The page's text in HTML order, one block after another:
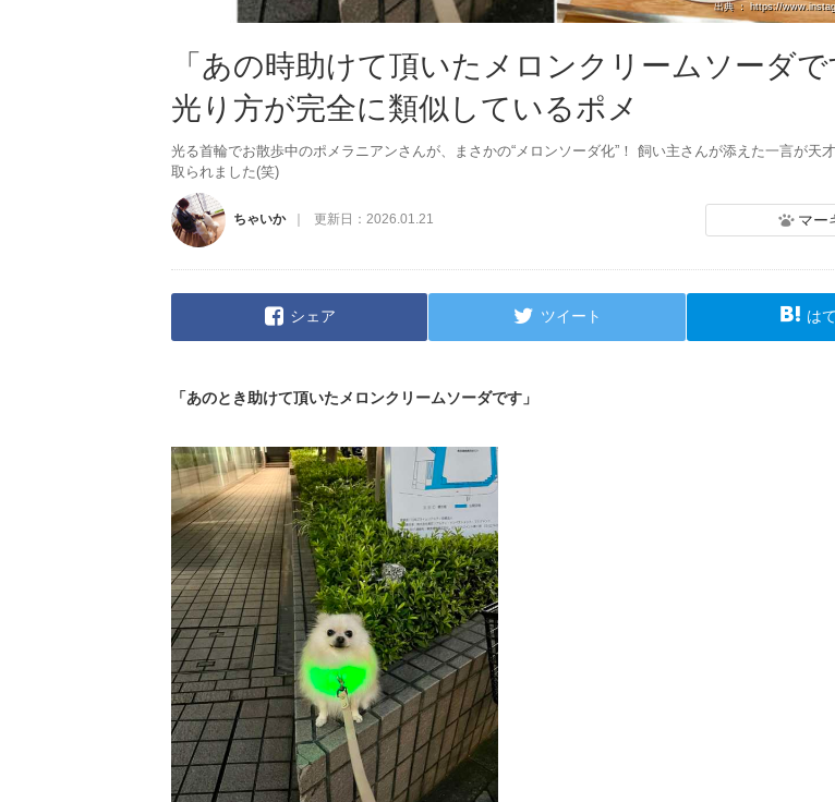
出典 ： https://
「あの時助けて頂いたメロンクリームソーダ
光り方が完全に類似しているポメ
光る首輪でお散歩中のポメラニアンさんが、まさかの“メロンソーダ化”！ 飼い主さんが添えた一言が天
取られました(笑)
ちゃいか 更新日： 2026.01.21 マー
シェア ツイート は
「あのとき助けて頂いたメロンクリームソーダです」